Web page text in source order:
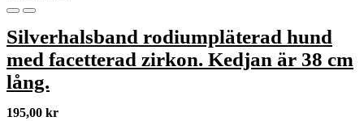
Silverhalsband rodiumpläterad hund
med facetterad zirkon. Kedjan är 38 cm
lång.
195,00 kr